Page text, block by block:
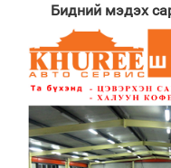
Бидний мэдэх